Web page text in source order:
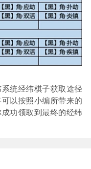
统经纬棋子获取途径
以按照小编所带来的
功领取到最终的经纬